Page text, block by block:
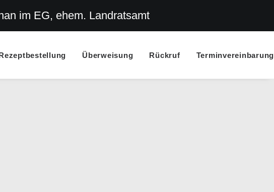
im EG, ehem. Landratsamt
Überweisung Rückruf Terminvereinbarung